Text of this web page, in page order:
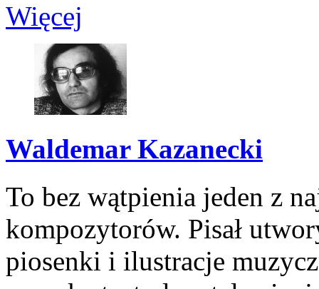
Więcej
Waldemar Kazanecki
To bez wątpienia jeden z
kompozytorów. Pisał
piosenki i ilustracje